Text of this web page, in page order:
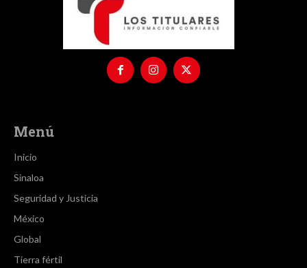
Menú
Inicio
Sinaloa
Seguridad y Justicia
México
Global
Tierra fértil